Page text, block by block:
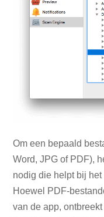
Om een ​​bepaald
Word, JPG of PDF),
nodig die helpt bij
Hoewel PDF-
van de app,